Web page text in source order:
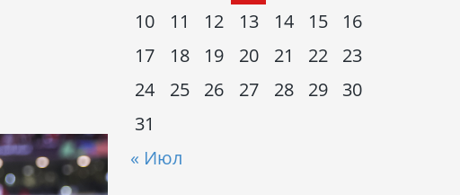
« Июл
10
11 12 13 14 15
16
17
18 19 20 21 22
23
24
25 26 27 28 29
30
31